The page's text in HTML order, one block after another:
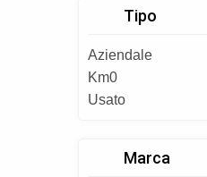
Tipo
Aziendale
Km0
Usato
Marca